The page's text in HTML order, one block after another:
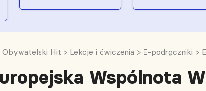
Obywatelski Hit > Lekcje i ćwiczenia > E-podręczniki >
Wspólnota